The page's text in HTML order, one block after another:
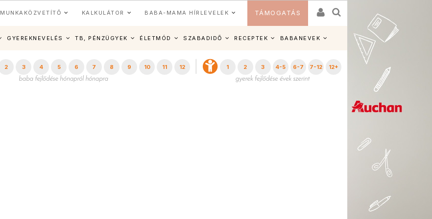
MUNKAKÖZVETÍTŐ KALKULÁTOR BABA-MAMA HÍRLEVELEK TÁMOGATÁS
GYEREKNEVELÉS TB, PÉNZÜGYEK ÉLETMÓD SZABADIDŐ RECEPTEK BABANEVEK
2 3 4 5 6 7 8 9 10 11 12 1 2 3 4-5 6-7 7-12 12+